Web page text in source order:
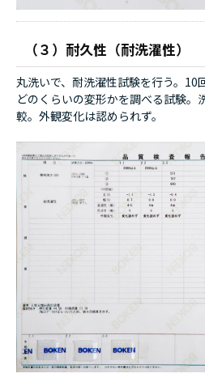
（３）耐久性（耐洗濯性）
丸洗いで、耐洗濯性試験を行う。10
どのくらいの変形かを調べる試験。
較。外観変化は認められず。